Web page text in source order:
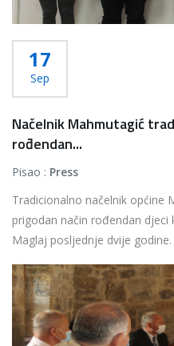
17
Sep
Načelnik Mahmutagić
rođendan...
Pisao : Press
Tradicionalno načelnik općine
prigodan način rođendan
Maglaj posljednje dvije godine.
Više...